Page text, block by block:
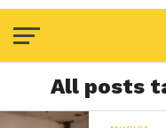
All posts